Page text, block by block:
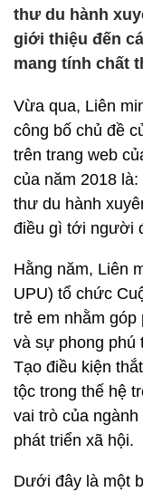
thư du hành
giới thiệu đến
mang tính chất
Vừa qua, Liên
công bố chủ đề
trên trang web
của năm 2018
thư du hành
điều gì tới người
Hằng năm, Liên
UPU) tổ chức
trẻ em nhằm góp
và sự phong phú
Tạo điều kiện
tộc trong thế hệ
vai trò của
phát triển xã hội.
Dưới đây là một